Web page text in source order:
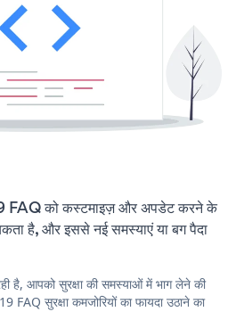
FAQ को कस्टमाइज़ और अपडेट करने के
है, और इससे नई समस्याएं या बग पैदा
है, आपको सुरक्षा की समस्याओं में भाग लेने की
FAQ सुरक्षा कमजोरियों का फायदा उठाने का